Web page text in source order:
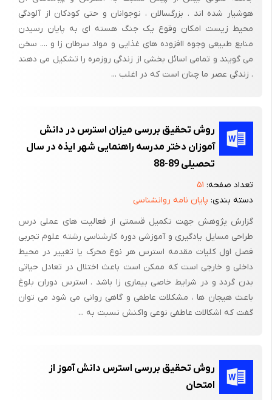
است که امروزه آنها را رفلکس می­دانیم. این نقطه سرآغازی برای انحراف
از دیدگاه متداول و جداسازی نحوه کنترل حرکات بدن بود. فراگیری
آناتومی انسانی در این بازه زمانی آغازی بر کشف خطاهای جالینوس در
توصیفاتش بود و راه را برای تحقیق بر روی تئوری فیزیولوژی و نحوه
شناسایی بیماری­ها باز نمود. در این قرن دو حادثه دیگر رخداد که اثر
و در کتاب خود «Magnete» استدلال می­کند که مشاهدات تجربی و
آزمایشات باید جای حدسیات احتمالی و فرضیه­های دانشمندان
پرداخت که حکیمان خداشناس و فیلسوفان هیچ حقی برای کنترل
تحقیقات و فرضیه­های علمی ندارند و فقط مشاهدات و آزمایشات و
نتایج حاصل از آنهاست که می­تواند حقایق فیزیکی را بیان کند. گالیله
همچنین از محدودیت­های داده­های حسی مطلع بود و با توجه به اینکه
احتمال خطا و تفسیر غلط وجود داشت، اعتقاد داشت که ریاضیات به
تنهایی نمی­تواند یک نوع از قطعیت و اطمینان را ایجاد کند. فرانسیس
بیکن (1626-1561) در قدم بعدی یک روش علمی را انتخاب نمود و آن
اضافه کردن استقرا در مشاهدات و افزودن تحقیق در استنتاج است.
هوشیار شده اند . بزرگسالان ، نوجوانان و حتی کودکان از آلودگی
محیط زیست امکان وقوع یک جنگ هسته ای به پایان رسیدن
منابع طبیعی وجوه اافزوده های غذایی و مواد سرطان زا و .... سخن
می گویند و تمامی اسائل بخشی از زندگی روزمره را تشکیل می دهند
. زندگی عصر ما چنان است که در اغلب ...
روش تحقیق بررسی میزان استرس در دانش
آموزان دختر مدرسه راهنمایی شهر ایذه در سال
تحصیلی 89-88
تعداد صفحه: ۵۱
دسته بندی: پایان نامه روانشناسی
گزارش پژوهش جهت تکمیل قسمتی از فعالیت های عملی درس
طراحی مسایل یادگیری و آموزشی دوره کارشناسی رشته علوم تجربی
فصل اول کلیات مقدمه استرس هر نوع محرک یا تغییر در محیط
داخلی و خارجی است که ممکن است باعث اختلال در تعادل حیاتی
بدن گردد و در شرایط خاصی بیماری زا باشد . استرس دوران بلوغ
باعث هیجان ها ، مشکلات عاطفی و گاهی روانی می شود می توان
گفت که اشکالات عاطفی نوعی واکنش نسبت به ...
روش تحقیق بررسی استرس دانش آموز از
امتحان